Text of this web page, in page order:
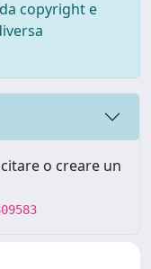
copyright e
o creare un